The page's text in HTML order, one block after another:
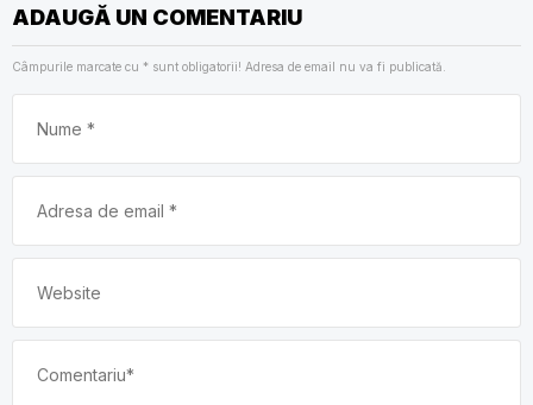
ADAUGĂ UN COMENTARIU
Câmpurile marcate cu * sunt obligatorii! Adresa de email nu va fi publicată.